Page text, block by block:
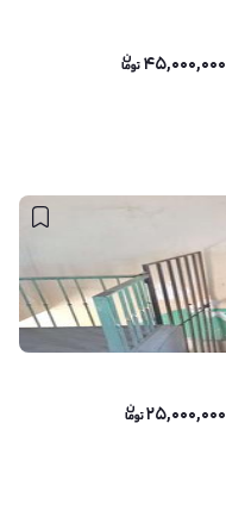
۴۵,۰۰۰,۰۰۰
۲۵,۰۰۰,۰۰۰